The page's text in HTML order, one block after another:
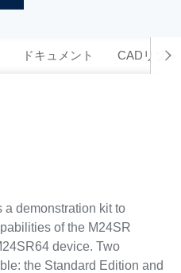
ドキュメント CADリソー
demonstration kit to
of the M24SR
device. Two
the Standard Edition and